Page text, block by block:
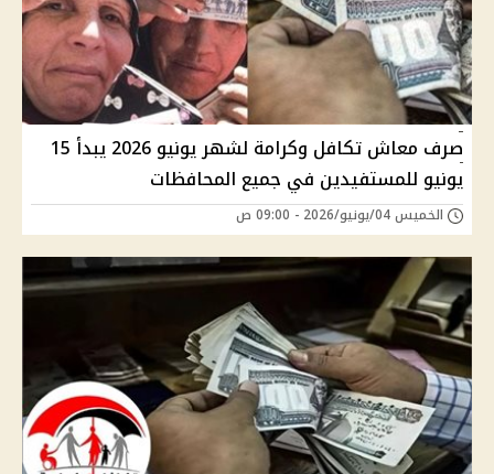
صرف معاش تكافل وكرامة لشهر يونيو 2026 يبدأ 15
يونيو للمستفيدين في جميع المحافظات
الخميس 04/يونيو/2026 - 09:00 ص